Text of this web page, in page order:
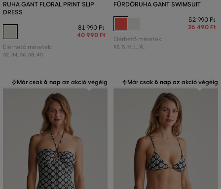
RUHA GANT FLORAL PRINT SLIP
DRESS
81 990 Ft
40 990 Ft
Elérhető méretek:
32, 34, 36, 38, 40
FÜRDŐRUHA GANT SWIMSUIT
52 990 Ft
26 490 Ft
Elérhető méretek:
XS, S, M, L, XL
Már csak6 nap az akció végéig Már csak6 nap az akció végéig